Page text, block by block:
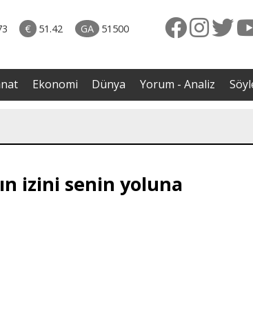
€ 51.42 GA 51500
• Gannuşi'nin serbest bırakılması
Ekonomi Dünya Yorum - Analiz
izini senin yoluna